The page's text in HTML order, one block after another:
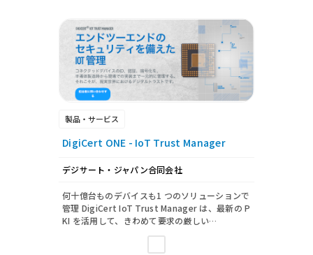
製品・サービス
DigiCert ONE - IoT Trust Manager
デジサート・ジャパン合同会社
何十億台ものデバイスも1 つのソリューションで
管理 DigiCert IoT Trust Manager は、最新の P
KI を活用して、きわめて要求の厳しい…